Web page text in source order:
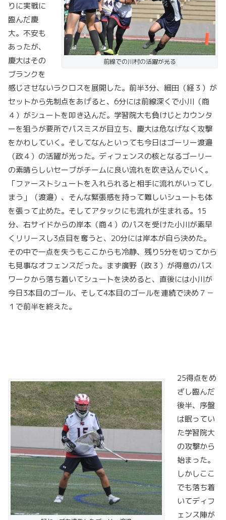
前線での川村の活躍が光る
りに実戦に
臨んだ慶
大。不安も
あったが、
慶大はその
ブランクを
感じさせないラクロスを展開した。前半3分、細田（経３）が
セットから先制点をあげると、6分には前線深くで小川（商
４）がシュートを叩き込んだ。学習院大も負けじとカウンタ
ーを狙うが要所でパスミスが目立ち、慶大は危なげなく攻撃
をかわしていく。そしてなんといっても今日はゴーリー渡邉
（政４）の活躍が光った。ディフェンスの核となるゴーリー
の素晴らしいセーブがチームに良い流れを吹き込んでいく。
「ファーストシュートを入れられると相手に流れがいってし
まう」（渡邉）、そんな緊張感を持って難しいシュートも体
を張って止めた。そしてアタックにも流れが生まれる。15
分、右サイドからの岸本（商４）のパスを受けた小川が素早
くリリースし3点目を奪うと、20分には岸本が自ら決めた。
その中で一点を失うもここからも冷静、残り5分を切ってから
も見事なオフェンスだった。まず廣野（政３）が得意のパス
ワークから落ち着いてシュートを決めると、直後には小川が
今日3本目のゴール、そして4本目のゴールを連続で決め７－
１で前半を終えた。
25得点をめ
ざし臨んだ
後半、序盤
は眠ってい
た学習院大
の攻撃から
始まった。
しかしここ
でも落ち着
いてディフ
ェンス陣が